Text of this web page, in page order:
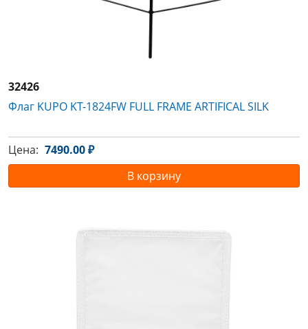
32426
Флаг KUPO KT-1824FW FULL FRAME ARTIFICAL SILK
Цена: 7490.00 ₽
В корзину